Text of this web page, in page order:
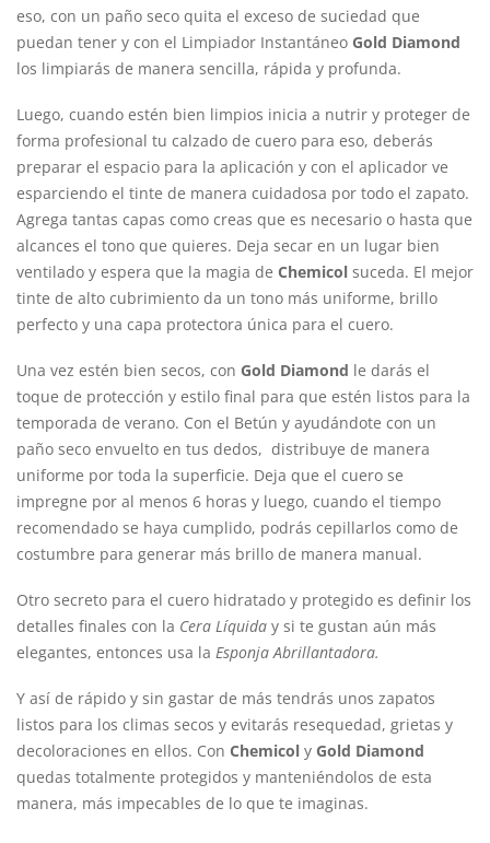
eso, con un paño seco quita el exceso de suciedad que
puedan tener y con el Limpiador Instantáneo Gold Diamond
los limpiarás de manera sencilla, rápida y profunda.
Luego, cuando estén bien limpios inicia a nutrir y proteger de
forma profesional tu calzado de cuero para eso, deberás
preparar el espacio para la aplicación y con el aplicador ve
esparciendo el tinte de manera cuidadosa por todo el zapato.
Agrega tantas capas como creas que es necesario o hasta que
alcances el tono que quieres. Deja secar en un lugar bien
ventilado y espera que la magia de Chemicol suceda. El mejor
tinte de alto cubrimiento da un tono más uniforme, brillo
perfecto y una capa protectora única para el cuero.
Una vez estén bien secos, con Gold Diamond le darás el
toque de protección y estilo final para que estén listos para la
temporada de verano. Con el Betún y ayudándote con un
paño seco envuelto en tus dedos, distribuye de manera
uniforme por toda la superficie. Deja que el cuero se
impregne por al menos 6 horas y luego, cuando el tiempo
recomendado se haya cumplido, podrás cepillarlos como de
costumbre para generar más brillo de manera manual.
Otro secreto para el cuero hidratado y protegido es definir los
detalles finales con la Cera Líquida y si te gustan aún más
elegantes, entonces usa la Esponja Abrillantadora.
Y así de rápido y sin gastar de más tendrás unos zapatos
listos para los climas secos y evitarás resequedad, grietas y
decoloraciones en ellos. Con Chemicol y Gold Diamond
quedas totalmente protegidos y manteniéndolos de esta
manera, más impecables de lo que te imaginas.